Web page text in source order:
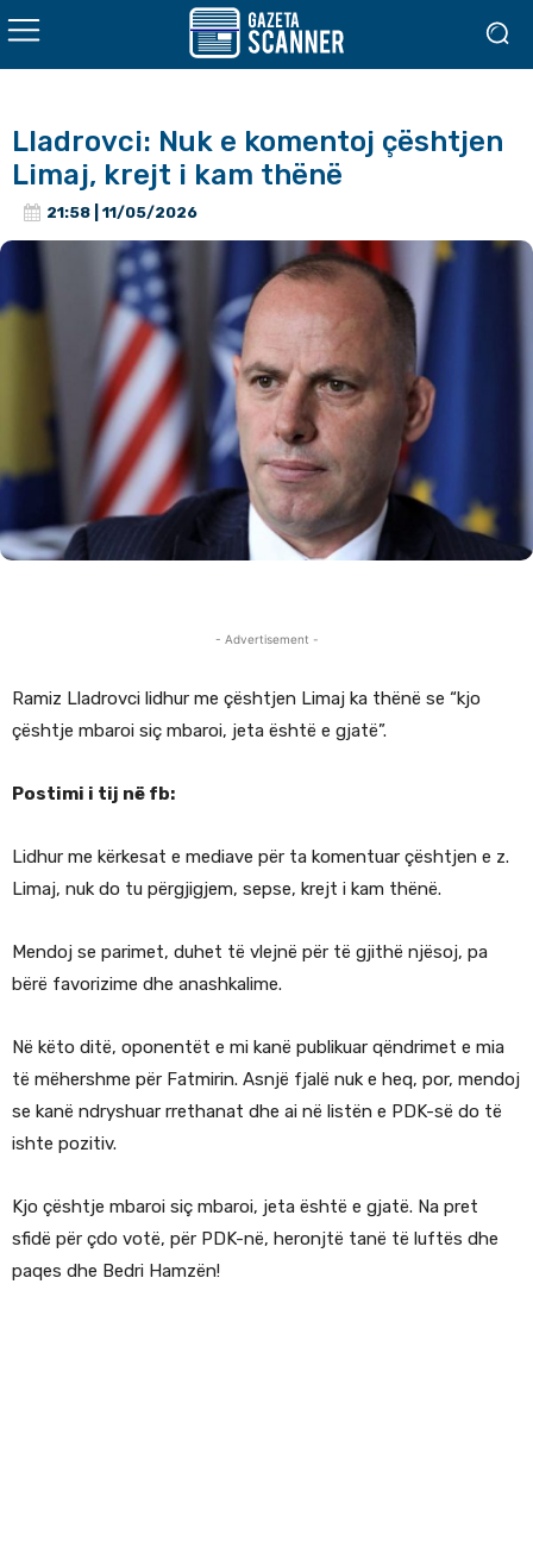
Lladrovci: Nuk e komentoj çështjen
Limaj, krejt i kam thënë
21:58 | 11/05/2026
- Advertisement -
Ramiz Lladrovci lidhur me çështjen Limaj ka thënë se “kjo
çështje mbaroi siç mbaroi, jeta është e gjatë”.
Postimi i tij në fb:
Lidhur me kërkesat e mediave për ta komentuar çështjen e z.
Limaj, nuk do tu përgjigjem, sepse, krejt i kam thënë.
Mendoj se parimet, duhet të vlejnë për të gjithë njësoj, pa
bërë favorizime dhe anashkalime.
Në këto ditë, oponentët e mi kanë publikuar qëndrimet e mia
të mëhershme për Fatmirin. Asnjë fjalë nuk e heq, por, mendoj
se kanë ndryshuar rrethanat dhe ai në listën e PDK-së do të
ishte pozitiv.
Kjo çështje mbaroi siç mbaroi, jeta është e gjatë. Na pret
sfidë për çdo votë, për PDK-në, heronjtë tanë të luftës dhe
paqes dhe Bedri Hamzën!